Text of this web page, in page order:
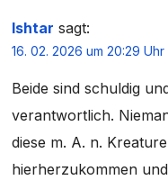
Ishtar sagt:
16. 02. 2026 um 20:29 Uhr
Beide sind schuldig
verantwortlich.
diese m. A. n.
hierherzukommen